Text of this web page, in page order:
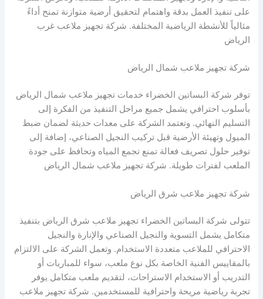
على تنفيذ العمل بدقة واهتمام لتحقيق أرضية متوازنة تمنح أداءً
مثالياً للأنشطة الرياضية المختلفة. شركة تجهيز ملاعب غرب
الرياض
شركة تجهيز ملاعب شمال الرياض
توفر شركة البساتين الخضراء خدمات تجهيز ملاعب شمال الرياض
بأسلوب احترافي يشمل جميع مراحل التنفيذ من الفكرة إلى
التسليم النهائي. وتعتمد الشركة على معدات حديثة لضمان ضبط
الميول وتهيئة الأرضية قبل تركيب النجيل الصناعي، إضافة إلى
توفير حلول تصريف فعالة تمنع تجمع المياه وتحافظ على جودة
الملعب لفترات طويلة. شركة تجهيز ملاعب شمال الرياض
شركة تجهيز ملاعب شرق الرياض
تتولى شركة البساتين الخضراء تجهيز ملاعب شرق الرياض بتنفيذ
متكامل يشمل التسوية والنجيل الصناعي والإنارة والنجيل
الاحترافي للملاعب متعددة الاستخدام. وتعمل الشركة على الالتزام
بالمقاييس الفنية الخاصة بكل نوع ملعب، سواء للمباريات أو
التدريب أو الاستخدام الاستراحات، لتقديم ملعب متكامل يوفر
تجربة رياضية مريحة واحترافية للمستخدمين. شركة تجهيز ملاعب